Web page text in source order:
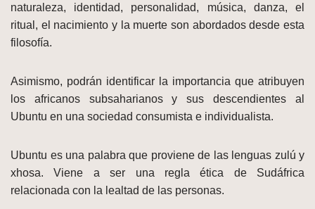
naturaleza, identidad, personalidad, música, danza, el
ritual, el nacimiento y la muerte son abordados desde esta
filosofía.
Asimismo, podrán identificar la importancia que atribuyen
los africanos subsaharianos y sus descendientes al
Ubuntu en una sociedad consumista e individualista.
Ubuntu es una palabra que proviene de las lenguas zulú y
xhosa. Viene a ser una regla ética de Sudáfrica
relacionada con la lealtad de las personas.